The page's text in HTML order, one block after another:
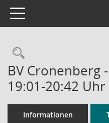
Toggle navigation
BV Cronenberg
19:01-20:42 Uhr
Informationen